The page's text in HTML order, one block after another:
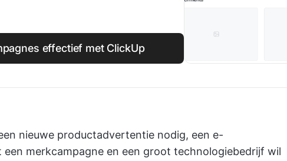
effectief met ClickUp
nieuwe productadvertentie nodig, een e-
merkcampagne en een groot technologiebedrijf wil